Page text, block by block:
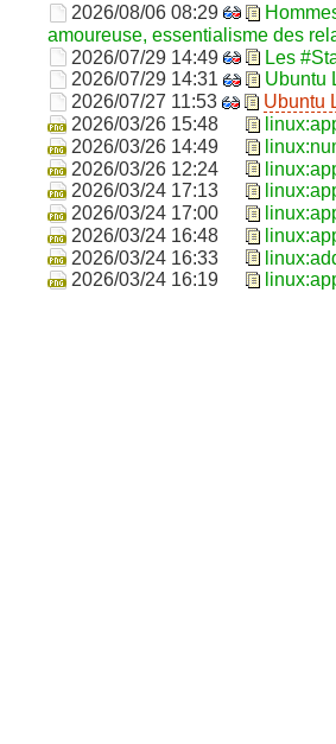
2026/08/06 08:29
amoureuse, essentialisme des
2026/07/29 14:49 Les
2026/07/29 14:31 Ubuntu
2026/07/27 11:53 Ubuntu
2026/03/26 15:48
2026/03/26 14:49
2026/03/26 12:24
2026/03/24 17:13
2026/03/24 17:00
2026/03/24 16:48
2026/03/24 16:33
2026/03/24 16:19